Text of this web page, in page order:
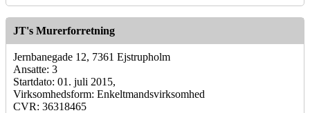
JT's Murerforretning
Jernbanegade 12, 7361 Ejstrupholm
Ansatte: 3
Startdato: 01. juli 2015,
Virksomhedsform: Enkeltmandsvirksomhed
CVR: 36318465